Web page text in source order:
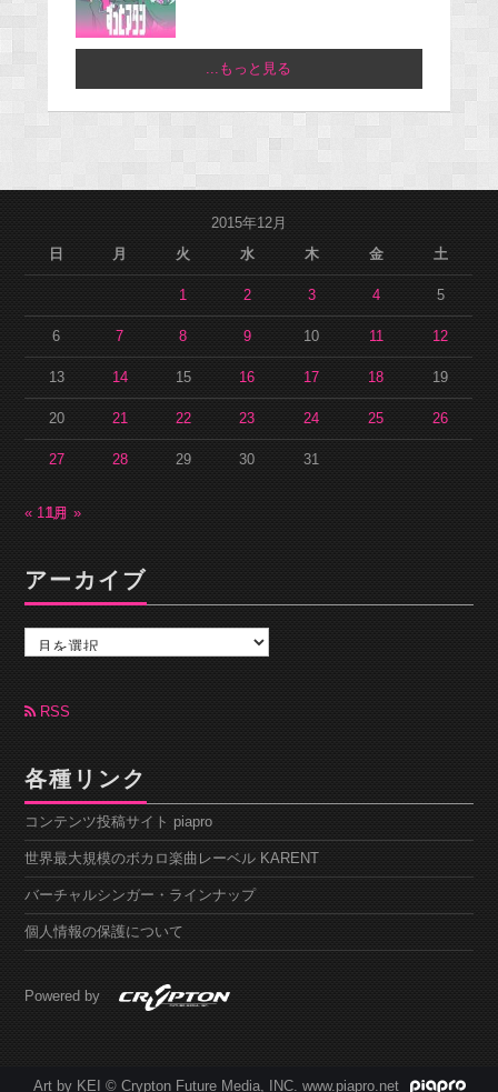
...もっと見る
2015年12月
日
月 火 水 木 金 土
1 2 3 4 5
6 7 8 9 10 11 12
13 14 15 16 17 18 19
20 21 22 23 24 25 26
27 28 29 30 31
« 11月1月 »
アーカイブ
カ
ブ RSS
各種リンク
コンテンツ投稿サイト piapro
世界最大規模のボカロ楽曲レーベル KARENT
バーチャルシンガー・ラインナップ
個人情報の保護について
Powered by
Art by KEI © Crypton Future Media, INC. www.piapro.net